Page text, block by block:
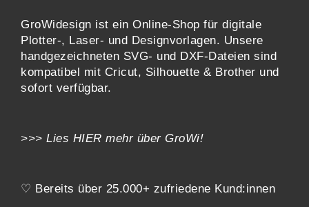
GroWidesign ist ein Online-Shop für digitale
Plotter-, Laser- und Designvorlagen. Unsere
handgezeichneten SVG- und DXF- Dateien sind
kompatibel mit Cricut, Silhouette & Brother und
sofort verfügbar.
>>> Lies HIER mehr über GroWi!
♡ Bereits über 25.000+ zufriedene Kund:innen